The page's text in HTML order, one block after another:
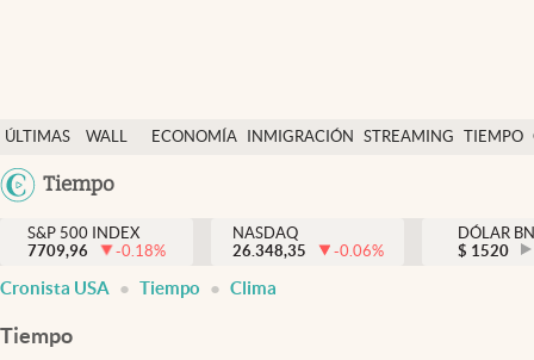
ÚLTIMAS
NOTICIAS
WALL
Y
DÓLAR
ECONOMÍA INMIGRACIÓN STREAMING TIEMPO
México
Tiempo
Finanzas y economía
Wall Street y dólar
Inmigración
S&P 500 INDEX
7709,96
-0.18%
NASDAQ
26.348,35
-0.06%
DÓLAR
$ 1520
Cronista USA Tiempo Clima
Tiempo